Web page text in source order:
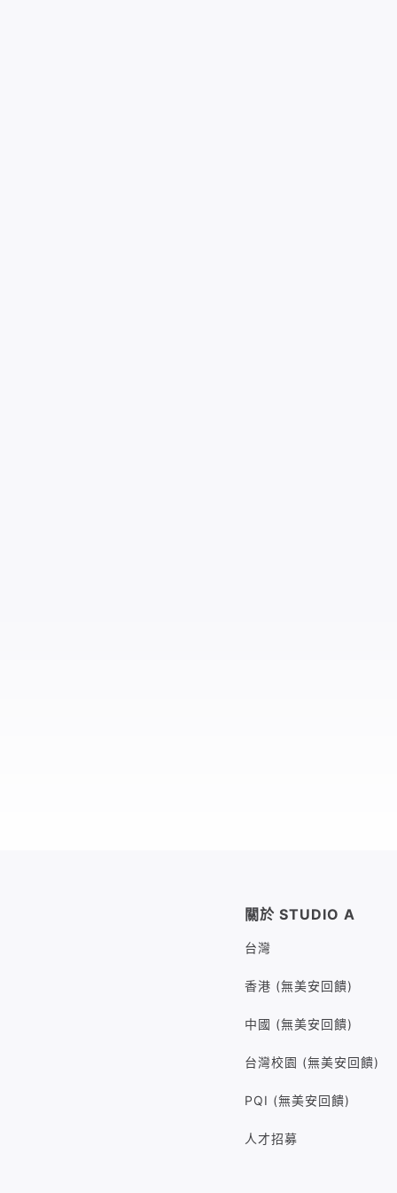
關於 STUDIO A
台灣
香港 (無美安回饋)
中國 (無美安回饋)
台灣校園 (無美安回饋)
PQI (無美安回饋)
人才招募